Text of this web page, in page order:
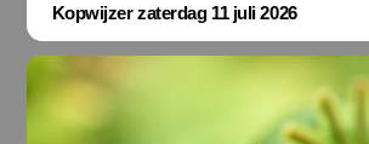
Kopwijzer zaterdag 11 juli 2026